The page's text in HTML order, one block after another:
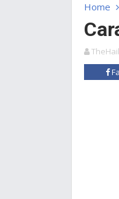
Home